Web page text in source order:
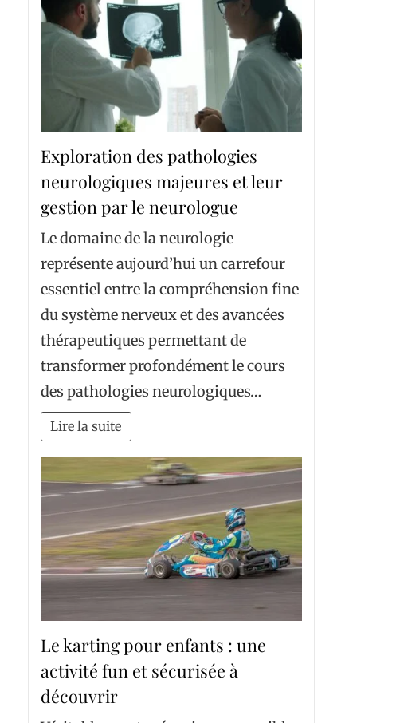
Exploration des pathologies
neurologiques majeures et leur
gestion par le neurologue
Le domaine de la neurologie
représente aujourd’hui un carrefour
essentiel entre la compréhension fine
du système nerveux et des avancées
thérapeutiques permettant de
transformer profondément le cours
des pathologies neurologiques…
Lire la suite
Le karting pour enfants : une
activité fun et sécurisée à
découvrir